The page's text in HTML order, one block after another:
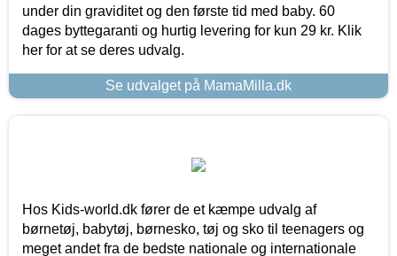
under din graviditet og den første tid med baby. 60
dages byttegaranti og hurtig levering for kun 29 kr. Klik
her for at se deres udvalg.
Se udvalget på MamaMilla.dk
Hos Kids-world.dk fører de et kæmpe udvalg af
børnetøj, babytøj, børnesko, tøj og sko til teenagers og
meget andet fra de bedste nationale og internationale